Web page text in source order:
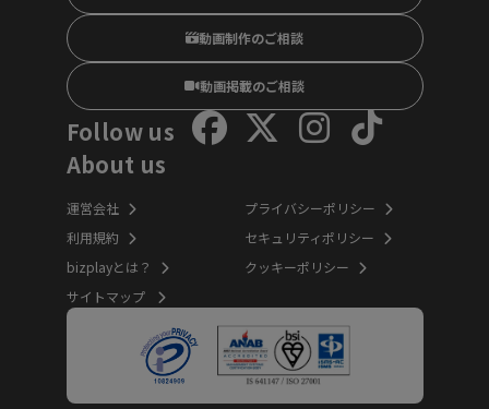
動画制作のご相談
動画掲載のご相談
Follow us
About us
運営会社
利用規約
bizplayとは？
サイトマップ
プライバシーポリシー
セキュリティポリシー
クッキーポリシー